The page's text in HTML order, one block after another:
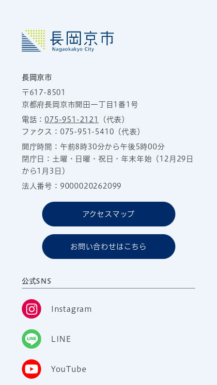
長岡京市
〒617-8501
京都府長岡京市開田一丁目1番1号
電話：075-951-2121
（代表）
ファクス：075-951-5410（代表）
開庁時間：午前8時30分から午後5時00分
閉庁日：土曜・日曜・祝日・年末年始（12月29日
から1月3日）
法人番号：9000020262099
アクセスマップ
お問い合わせはこちら
公式SNS
Instagram
LINE
YouTube